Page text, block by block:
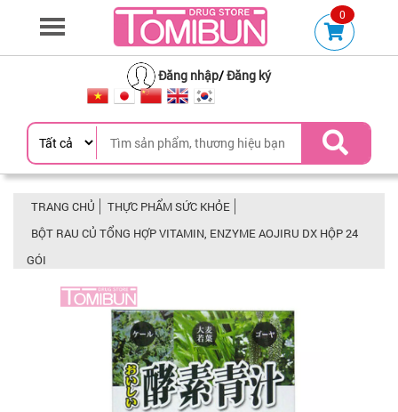
0
Đăng nhập/Đăng ký
TRANG CHỦ
THỰC PHẨM SỨC KHỎE
BỘT RAU CỦ TỔNG HỢP VITAMIN, ENZYME AOJIRU DX HỘP 24
GÓI